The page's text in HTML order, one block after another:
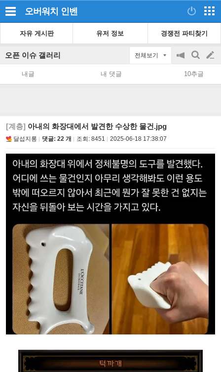
오버워치 인벤
자유 게시판 유저 정보 경쟁전 파티찾기
오픈 이슈 갤러리 전체보기
공
지
on/off
검
색
글
쓰
내글 내 댓글 10추글
[계층] 아내의 화장대에서 발견한 수상한 물건.jpg
달섭지롱 댓글: 22 개 조회: 8451 2025-06-18 17:38:07